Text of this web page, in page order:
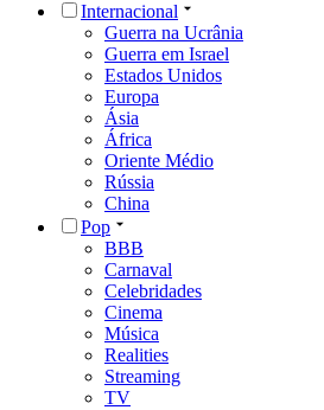
Internacional
Guerra na Ucrânia
Guerra em Israel
Estados Unidos
Europa
Ásia
África
Oriente Médio
Rússia
China
Pop
BBB
Carnaval
Celebridades
Cinema
Música
Realities
Streaming
TV